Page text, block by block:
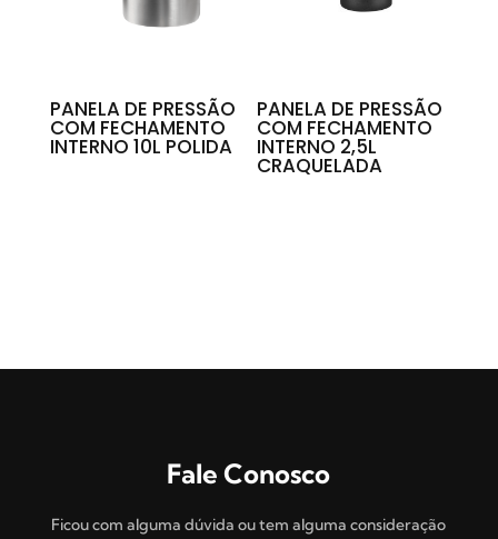
PANELA DE PRESSÃO
COM FECHAMENTO
INTERNO 10L POLIDA
PANELA DE PRESSÃO
COM FECHAMENTO
INTERNO 2,5L
CRAQUELADA
Fale Conosco
Ficou com alguma dúvida ou tem alguma consideração